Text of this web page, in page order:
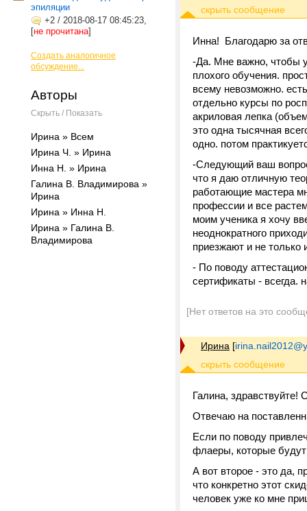
эпиляции
+2 / 2018-08-17 08:45:23,
[не прочитана]
Создать аналогичное
обсуждение...
Авторы
Скрыть / Показать
Ирина » Всем
Ирина Ч. » Ирина
Инна Н. » Ирина
Галина В. Владимирова »
Ирина
Ирина » Инна Н.
Ирина » Галина В.
Владимирова
Инна! Благодарю за
-Да. Мне важно, чтобы
плохого обучения.
всему невозможно.
отдельно курсы по
акриловая лепка
это одна тысячная
одно. потом
-Следующий ваш
что я даю отличную
работающие мастера
профессии и все
моим ученика я хочу
неоднократного
приезжают и не только
- По поводу
сертификаты - всегда.
[Нет ответов на это
Ирина [
Галина, здравствуйте!
Отвечаю на
Если по поводу
флаеры, которые будут
А вот второе - это да,
что конкретно этот
человек уже ко мне